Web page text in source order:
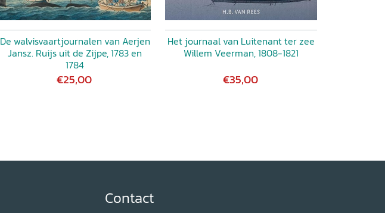
De walvisvaartjournalen van Aerjen
Jansz. Ruijs uit de Zijpe, 1783 en
1784
€25,00
Het journaal van Luitenant ter zee
Willem Veerman, 1808-1821
€35,00
Contact